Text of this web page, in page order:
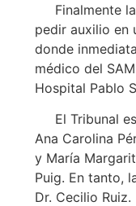
Finalmente la
pedir auxilio en
donde
médico del
Hospital Pablo
El Tribunal
Ana Carolina
y María
Puig. En tanto,
Dr. Cecilio Ruiz.